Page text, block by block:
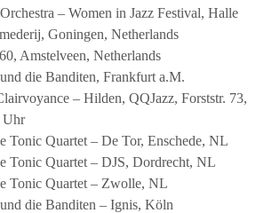
– Women in Jazz Festival, Halle
Goningen, Netherlands
Amstelveen, Netherlands
die Banditen, Frankfurt a.M.
– Hilden, QQJazz, Forststr. 73,
Uhr
Tonic Quartet – De Tor, Enschede, NL
Tonic Quartet – DJS, Dordrecht, NL
Tonic Quartet – Zwolle, NL
die Banditen – Ignis, Köln